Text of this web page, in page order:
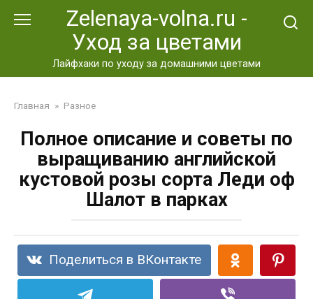
Zelenaya-volna.ru -
Уход за цветами
Лайфхаки по уходу за домашними цветами
Главная » Разное
Полное описание и советы по
выращиванию английской
кустовой розы сорта Леди оф
Шалот в парках
Поделиться в ВКонтакте